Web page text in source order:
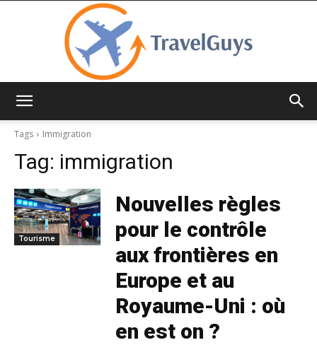
Tags
Immigration
Tag: immigration
Tourisme
Nouvelles règles
pour le contrôle
aux frontières en
Europe et au
Royaume-Uni : où
en est on ?